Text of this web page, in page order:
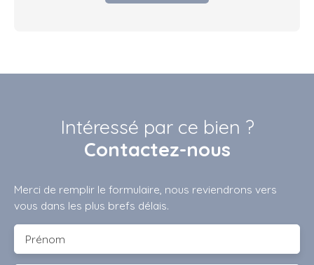
Intéressé par ce bien ?
Contactez-nous
Merci de remplir le formulaire, nous reviendrons vers
vous dans les plus brefs délais.
Prénom